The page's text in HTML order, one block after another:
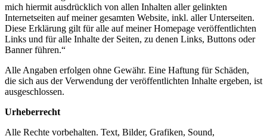
mich hiermit ausdrücklich von allen Inhalten aller gelinkten
Internetseiten auf meiner gesamten Website, inkl. aller Unterseiten.
Diese Erklärung gilt für alle auf meiner Homepage veröffentlichten
Links und für alle Inhalte der Seiten, zu denen Links, Buttons oder
Banner führen.“
Alle Angaben erfolgen ohne Gewähr. Eine Haftung für Schäden,
die sich aus der Verwendung der veröffentlichten Inhalte ergeben, ist
ausgeschlossen.
Urheberrecht
Alle Rechte vorbehalten. Text, Bilder, Grafiken, Sound,